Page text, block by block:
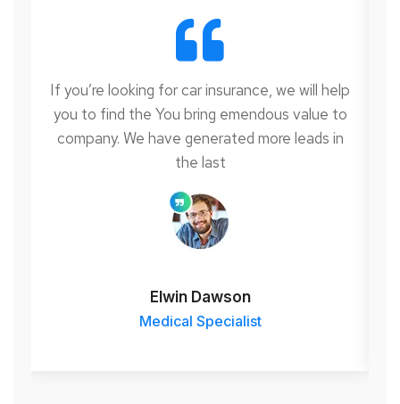
If you’re looking for car insurance, we will help
you to find the You bring emendous value to
company. We have generated more leads in
the last
Elwin Dawson
Medical Specialist